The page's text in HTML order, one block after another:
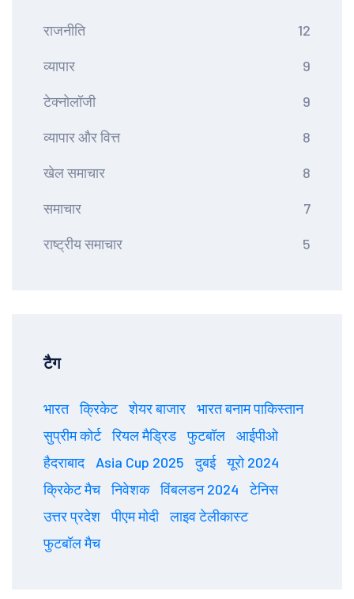
राजनीति 12
व्यापार 9
टेक्नोलॉजी 9
व्यापार और वित्त 8
खेल समाचार 8
समाचार 7
राष्ट्रीय समाचार 5
टैग
भारत क्रिकेट शेयर बाजार
भारत बनाम पाकिस्तान
सुप्रीम कोर्ट
रियल मैड्रिड फुटबॉल
आईपीओ
हैदराबाद
Asia Cup 2025 दुबई
यूरो 2024
क्रिकेट मैच
निवेशक विंबलडन 2024
टेनिस
उत्तर प्रदेश
पीएम मोदी
लाइव टेलीकास्ट
फुटबॉल मैच